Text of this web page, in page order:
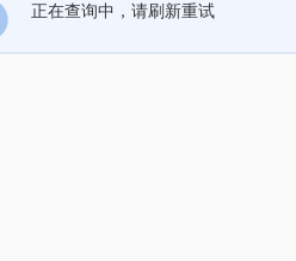
正在查询中，请刷新重试